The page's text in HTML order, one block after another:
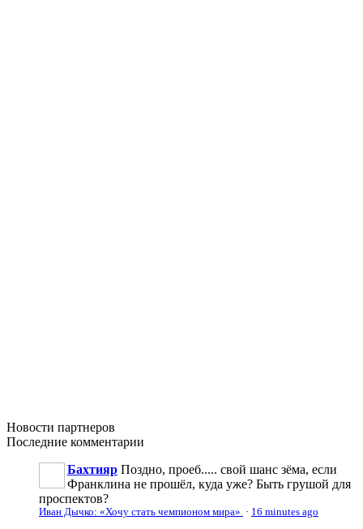
Новости партнеров
Последние комментарии
Бахтияр Поздно, проеб..... свой шанс зёма, если
Франклина не прошёл, куда уже? Быть грушой для
проспектов?
Иван Дычко: «Хочу стать чемпионом мира» · 16 minutes ago